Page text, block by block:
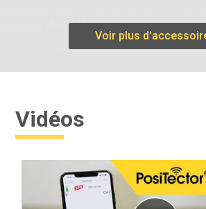
PosiTector , ce qui permet de passer
jauge d'épaisseur de revêtement à une
Voir plus
Vidéos